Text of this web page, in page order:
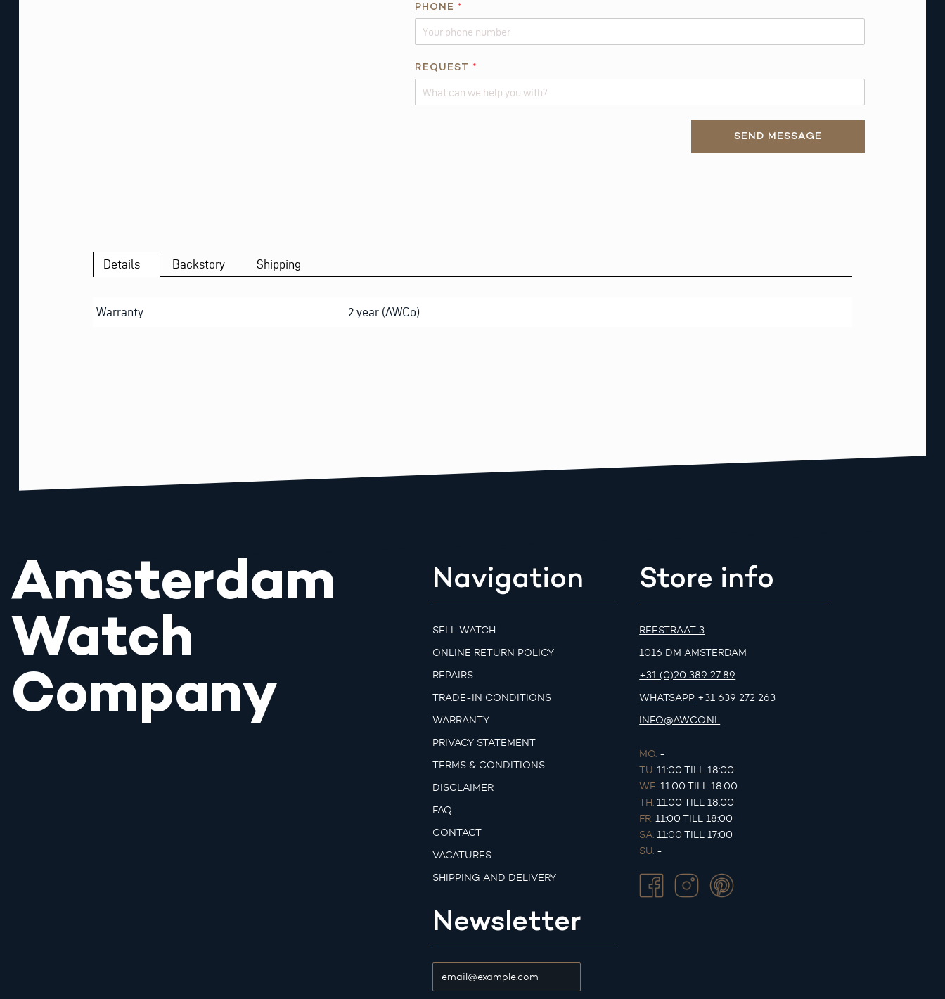
N
R
E
Q
PHONE *
REQUEST *
SEND MESSAGE
Details Backstory Shipping
Warranty 2 year (AWCo)
Amsterdam
Watch
Company
Navigation
SELL WATCH
ONLINE RETURN POLICY
REPAIRS
TRADE-IN CONDITIONS
WARRANTY
PRIVACY STATEMENT
TERMS & CONDITIONS
DISCLAIMER
FAQ
CONTACT
VACATURES
SHIPPING AND DELIVERY
Newsletter
Store info
REESTRAAT 3
1016 DM AMSTERDAM
+31 (0)20 389 27 89
WHATSAPP +31 639 272 263
INFO@AWCO.NL
MO. -
TU. 11:00 TILL 18:00
WE. 11:00 TILL 18:00
TH. 11:00 TILL 18:00
FR. 11:00 TILL 18:00
SA. 11:00 TILL 17:00
SU. -